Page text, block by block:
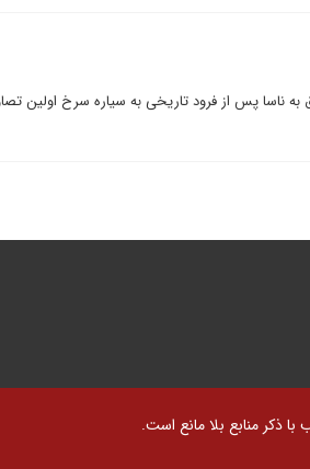
ناسا پس از فرود تاریخی به سیاره سرخ اولین
ذکر منابع بلا مانع است.